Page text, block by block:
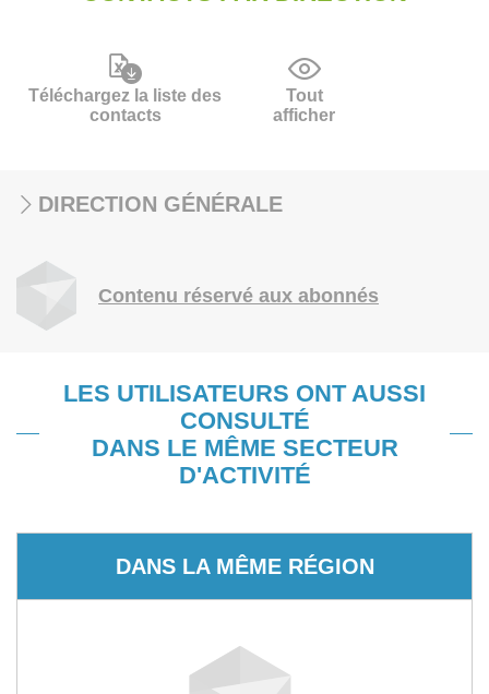
Téléchargez la liste des
contacts
Tout
afficher
DIRECTION GÉNÉRALE
Contenu réservé aux abonnés
LES UTILISATEURS ONT AUSSI
CONSULTÉ
DANS LE MÊME SECTEUR
D'ACTIVITÉ
DANS LA MÊME RÉGION